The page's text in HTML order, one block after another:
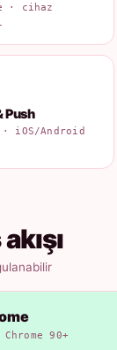
· cihaz
Push
iOS/Android
90+